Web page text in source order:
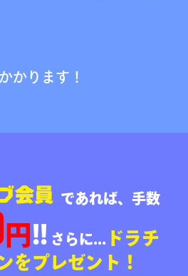
かります！
であれば、手数
円 !! さらに...
ドラチ
をプレゼント！